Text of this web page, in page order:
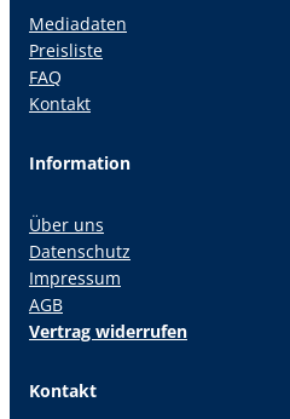
Mediadaten
Preisliste
FAQ
Kontakt
Information
Über uns
Datenschutz
Impressum
AGB
Vertrag widerrufen
Kontakt